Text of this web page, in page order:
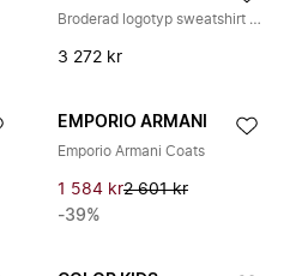
Broderad logotyp sweatshirt i bomull
3 272 kr
EMPORIO ARMANI
Emporio Armani Coats
1 584 kr2 601 kr
-39%